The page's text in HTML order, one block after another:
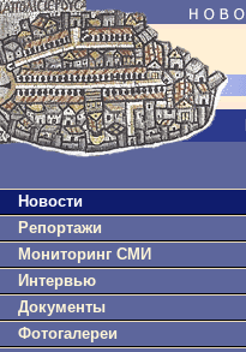
Новости
Репортажи
Мониторинг СМИ
Интервью
Документы
Фотогалереи